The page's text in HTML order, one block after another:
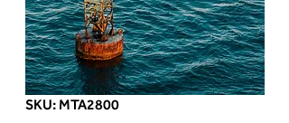
SKU: MTA2800